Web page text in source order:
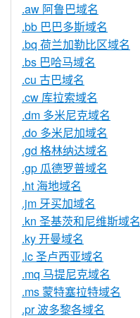
.aw 阿鲁巴域名
.bb 巴巴多斯域名
.bq 荷兰加勒比区域名
.bs 巴哈马域名
.cu 古巴域名
.cw 库拉索域名
.dm 多米尼克域名
.do 多米尼加域名
.gd 格林纳达域名
.gp 瓜德罗普域名
.ht 海地域名
.jm 牙买加域名
.kn 圣基茨和尼维斯域名
.ky 开曼域名
.lc 圣卢西亚域名
.mq 马提尼克域名
.ms 蒙特塞拉特域名
.pr 波多黎各域名